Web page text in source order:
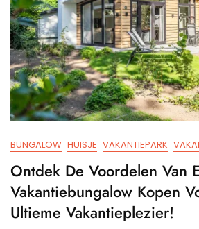
BUNGALOW HUISJE VAKANTIEPARK
Ontdek De Voordelen Van
Vakantiebungalow Kopen
Ultieme Vakantieplezier!